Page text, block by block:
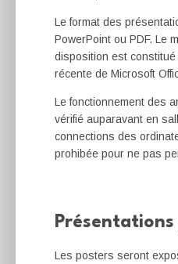
Le format des
PowerPoint ou PDF. Le
disposition est
récente de Microsoft
Le fonctionnement des
vérifié auparavant en
connections des
prohibée pour ne pas
Les posters seront